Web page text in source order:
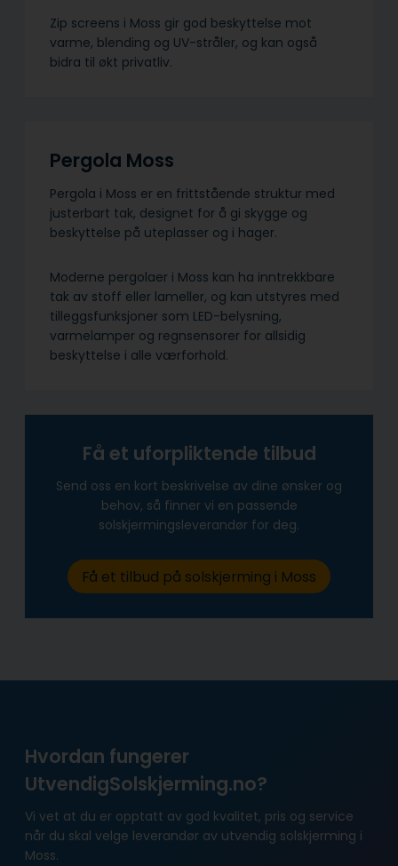
Zip screens i Moss gir god beskyttelse mot
varme, blending og UV-stråler, og kan også
bidra til økt privatliv.
Pergola Moss
Pergola i Moss er en frittstående struktur med
justerbart tak, designet for å gi skygge og
beskyttelse på uteplasser og i hager.
Moderne pergolaer i Moss kan ha inntrekkbare
tak av stoff eller lameller, og kan utstyres med
tilleggsfunksjoner som LED-belysning,
varmelamper og regnsensorer for allsidig
beskyttelse i alle værforhold.
Få et uforpliktende tilbud
Send oss en kort beskrivelse av dine ønsker og
behov, så finner vi en passende
solskjermingsleverandør for deg.
Få et tilbud på solskjerming i Moss
Hvordan fungerer
UtvendigSolskjerming.no?
Vi vet at du er opptatt av god kvalitet, pris og service
når du skal velge leverandør av utvendig solskjerming i
Moss.